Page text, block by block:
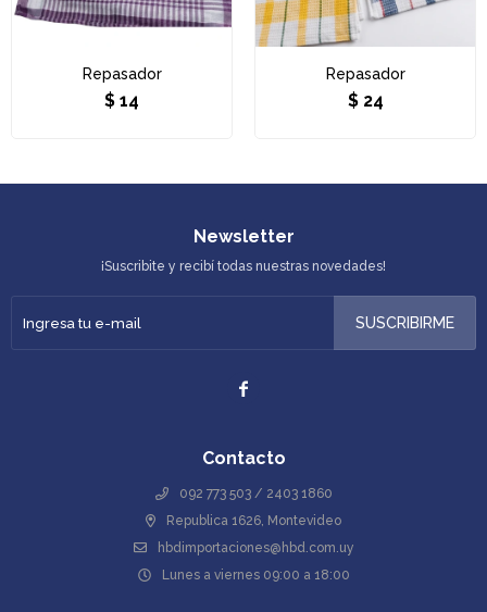
Repasador
$ 14
Repasador
$ 24
Contacto
092 773 503 / 2403 1860
Republica 1626, Montevideo
hbdimportaciones@hbd.com.uy
Lunes a viernes 09:00 a 18:00
Newsletter
¡Suscribite y recibí todas nuestras novedades!
SUSCRIBIRME
